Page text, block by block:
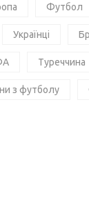
Футбол
Українці
Туреччина
з футболу